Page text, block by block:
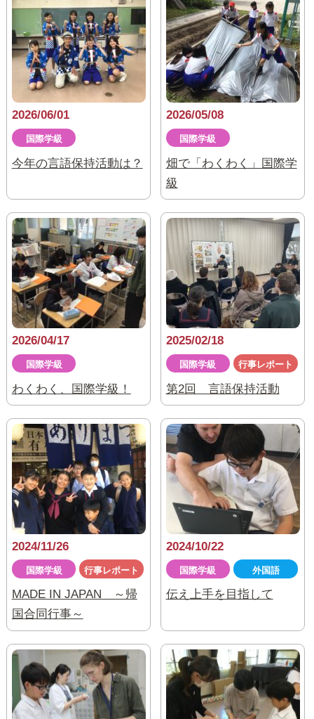
2026/06/01
国際学級
今年の言語保持活動は？
2026/05/08
国際学級
畑で「わくわく」国際学
級
2026/04/17
国際学級
わくわく、国際学級！
2025/02/18
国際学級 行事レポート
第2回 言語保持活動
2024/11/26
国際学級 行事レポート
MADE IN JAPAN ～帰
国合同行事～
2024/10/22
国際学級 外国語
伝え上手を目指して